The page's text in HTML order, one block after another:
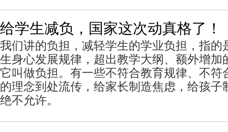
给学生减负，国家这次动真格了！
我们讲的负担，减轻学生的学业负担，指的
生身心发展规律，超出教学大纲、额外增加
它叫做负担。有一些不符合教育规律、不符
的理念到处流传，给家长制造焦虑，给孩子
绝不允许。